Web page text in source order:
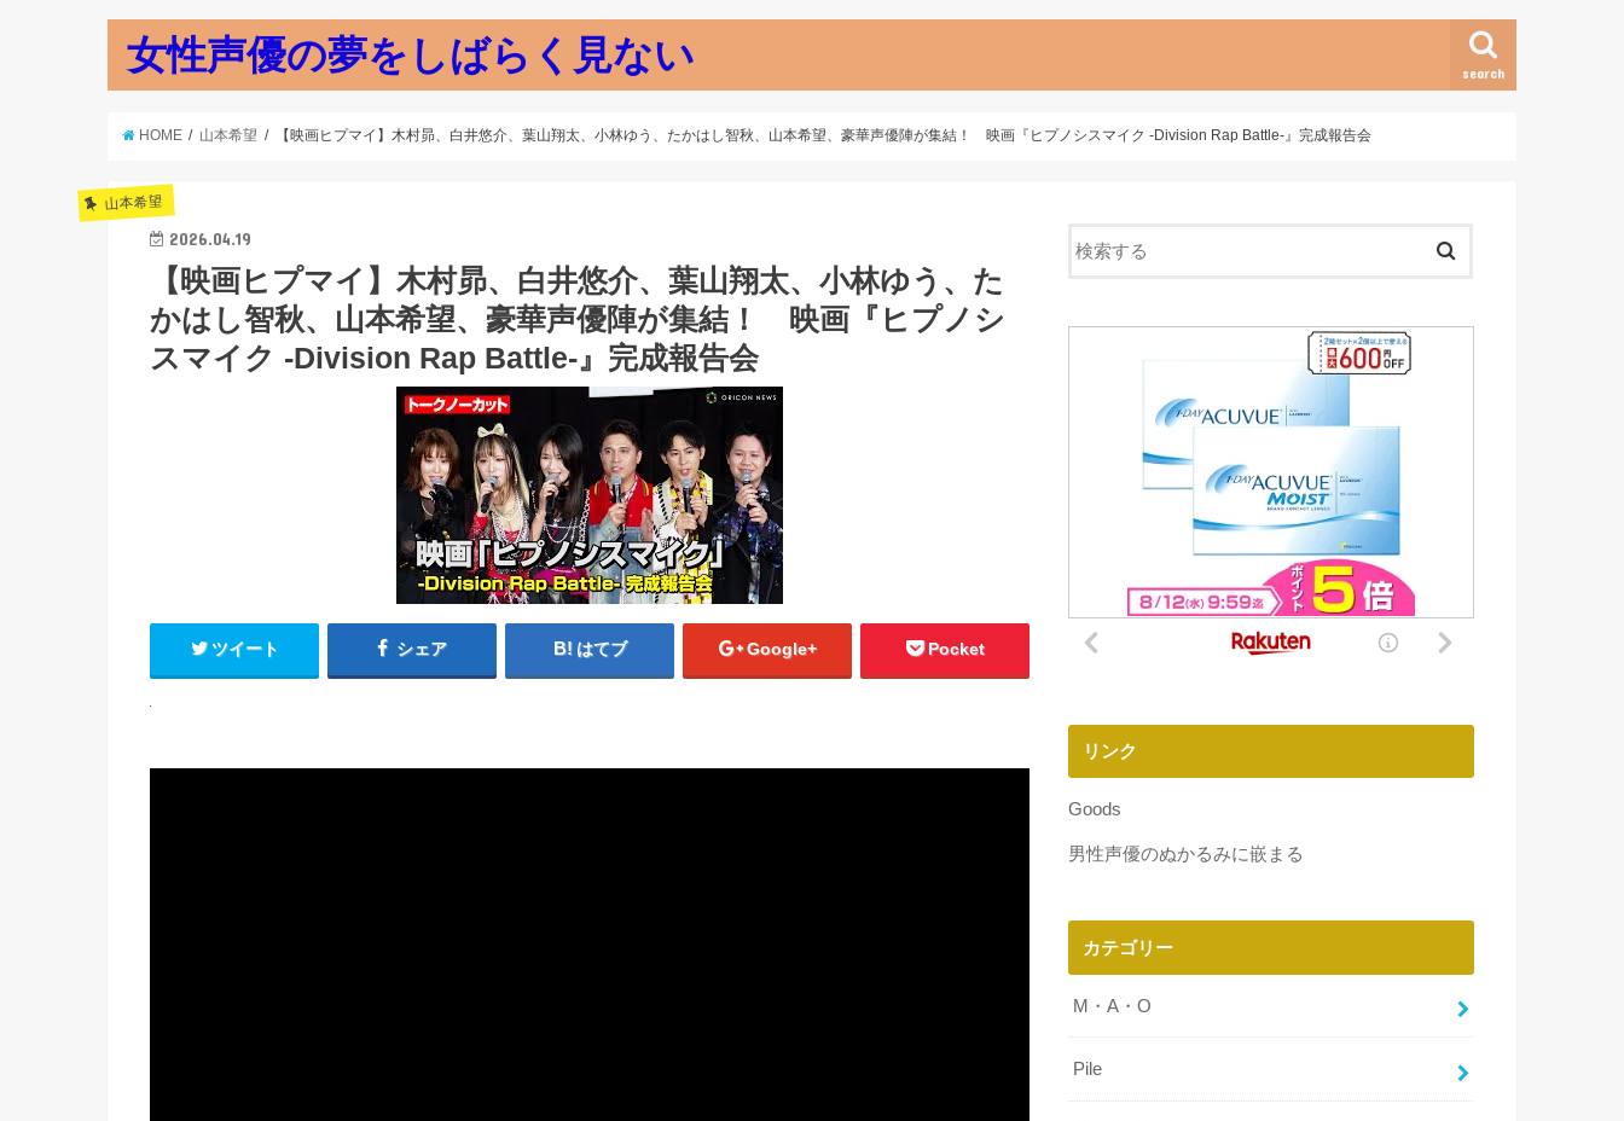
女性声優の夢をしばらく見ない search
HOME 山本希望 【映画ヒプマイ】木村昴、白井悠介、葉山翔太、小林ゆう、たかはし智秋、山本希望、豪華声優陣が集結！ 映画『ヒプノシスマイク -Division Rap Battle-』完成報告会
山本希望
2026.04.19
【映画ヒプマイ】木村昴、白井悠介、葉山翔太、小林ゆう、た
かはし智秋、山本希望、豪華声優陣が集結！ 映画『ヒプノシ
スマイク -Division Rap Battle-』完成報告会
ツイート シェア はてブ Google+ Pocket
リンク
Goods
男性声優のぬかるみに嵌まる
カテゴリー
M・A・O
Pile